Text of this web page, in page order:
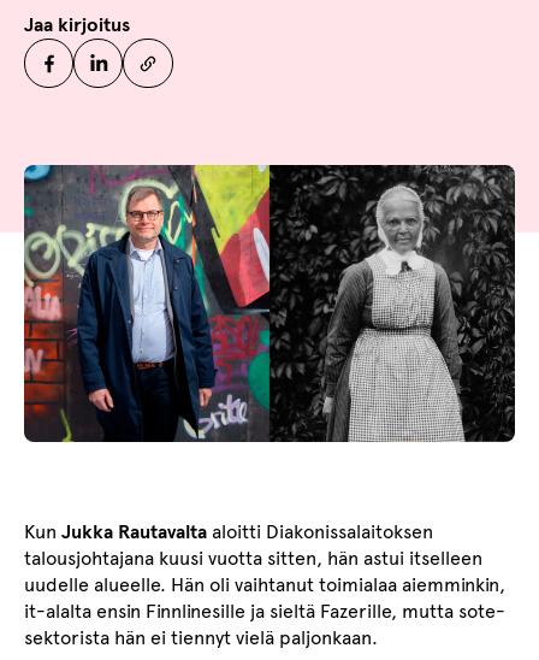
Jaa kirjoitus
Kun Jukka Rautavalta aloitti Diakonissalaitoksen
talousjohtajana kuusi vuotta sitten, hän astui itselleen
uudelle alueelle. Hän oli vaihtanut toimialaa aiemminkin,
it-alalta ensin Finnlinesille ja sieltä Fazerille, mutta sote-
sektorista hän ei tiennyt vielä paljonkaan.